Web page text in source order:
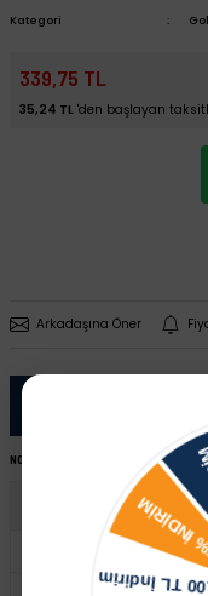
Kategori
339,75 TL
35,24 TL 'den başlayan
Arkadaşına Öner
NOT: Ürünü satın almadan önce şase